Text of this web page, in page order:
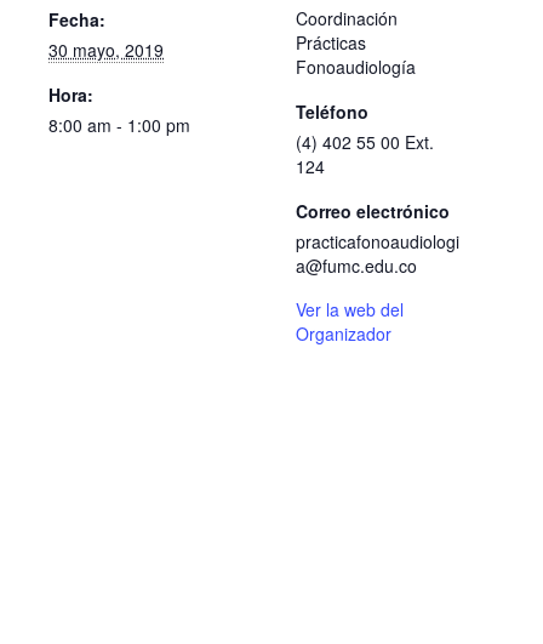
Fecha:
30 mayo, 2019
Hora:
8:00 am - 1:00 pm
Coordinación
Prácticas
Fonoaudiología
Teléfono
(4) 402 55 00 Ext.
124
Correo electrónico
practicafonoaudiologi
a@fumc.edu.co
Ver la web del
Organizador